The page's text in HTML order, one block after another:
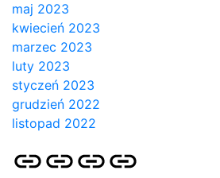
maj 2023
kwiecień 2023
marzec 2023
luty 2023
styczeń 2023
grudzień 2022
listopad 2022
Strona
główna
Pozycjonowanie
Stron
SKLEP
SEO
BLOG